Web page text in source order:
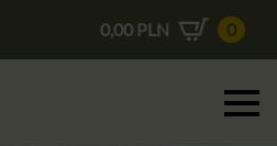
0,00 PLN 0